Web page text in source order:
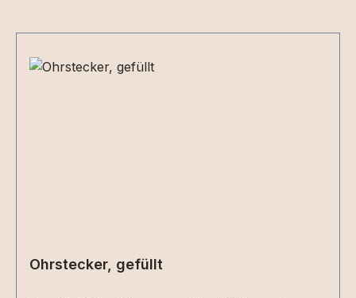
Ohrstecker, gefüllt